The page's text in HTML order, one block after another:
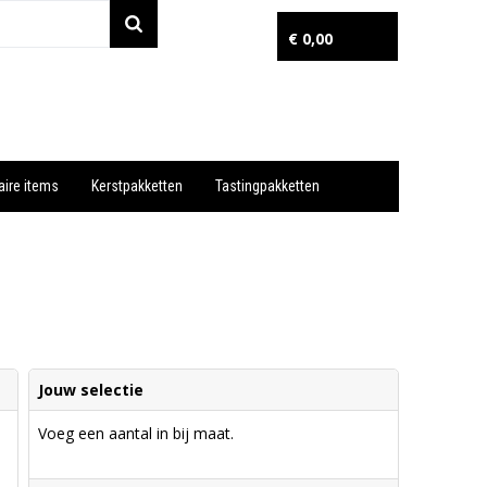
€ 0,00
items Kerstpakketten Tastingpakketten
Jouw selectie
Voeg een aantal in bij maat.